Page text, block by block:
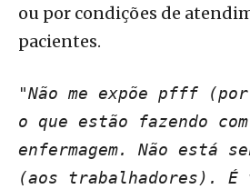
ou por condições de
pacientes.
"Não me expõe pfff
o que estão fazendo
enfermagem. Não está
(aos trabalhadores). É